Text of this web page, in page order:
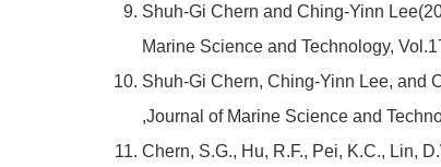
Shuh-Gi Chern and Ching-Yinn
Marine Science and Technology,
Shuh-Gi Chern, Ching-Yinn Lee, and
,Journal of Marine Science and
Chern, S.G., Hu, R.F., Pei, K.C., Lin,